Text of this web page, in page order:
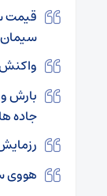
واکنش
جاده
رزمایش
هووی